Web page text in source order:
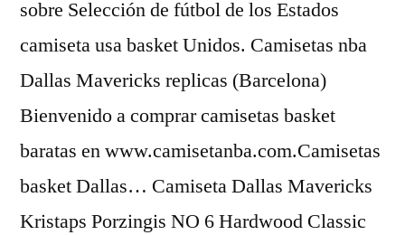
sobre Selección de fútbol de los Estados
camiseta usa basket Unidos. Camisetas nba
Dallas Mavericks replicas (Barcelona)
Bienvenido a comprar camisetas basket
baratas en www.camisetanba.com.Camisetas
basket Dallas… Camiseta Dallas Mavericks
Kristaps Porzingis NO 6 Hardwood Classic